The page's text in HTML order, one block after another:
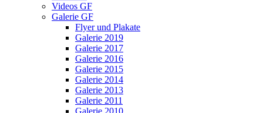
Videos GF
Galerie GF
Flyer und Plakate
Galerie 2019
Galerie 2017
Galerie 2016
Galerie 2015
Galerie 2014
Galerie 2013
Galerie 2011
Galerie 2010